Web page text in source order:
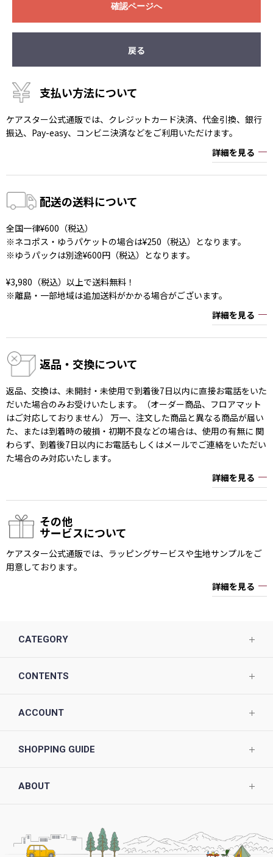
確認ページへ
戻る
支払い方法について
ケアスター公式通販では、クレジットカード決済、代金引換、銀行
振込、Pay-easy、コンビニ決済などをご利用いただけます。
詳細を見る
配送の送料について
全国一律¥600（税込）
※ネコポス・ゆうパケットの場合は¥250（税込）となります。
※ゆうパックは別途¥600円（税込）となります。
¥3,980（税込）以上で送料無料！
※離島・一部地域は追加送料がかかる場合がございます。
詳細を見る
返品・交換について
返品、交換は、未開封・未使用で到着後7日以内に直接お電話をいた
だいた場合のみお受けいたします。（オーダー商品、フロアマット
はご対応しておりません） 万一、注文した商品と異なる商品が届い
た、または到着時の破損・初期不良などの場合は、使用の有無に 関
わらず、到着後7日以内にお電話もしくはメールでご連絡をいただい
た場合のみ対応いたします。
詳細を見る
その他
サービスについて
ケアスター公式通販では、ラッピングサービスや生地サンプルをご
用意しております。
詳細を見る
CATEGORY
CONTENTS
ACCOUNT
SHOPPING GUIDE
ABOUT